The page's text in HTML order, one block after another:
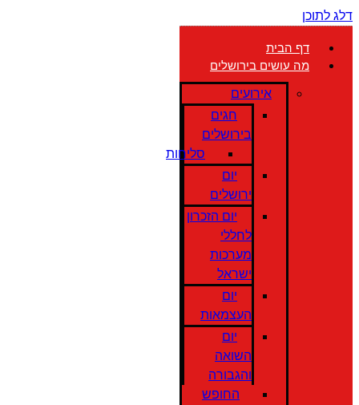
דלג לתוכן
דף הבית
מה עושים בירושלים
אירועים
חגים
בירושלים
סליחות
יום
ירושלים
יום הזכרון
לחללי
מערכות
ישראל
יום
העצמאות
יום
השואה
והגבורה
החופש